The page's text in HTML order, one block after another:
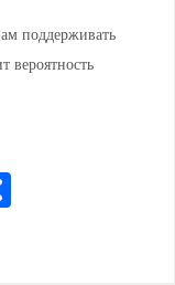
поддерживать
вероятность
О